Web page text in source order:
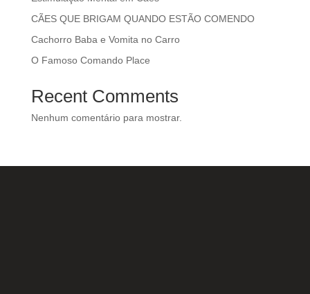
CÃES QUE BRIGAM QUANDO ESTÃO COMENDO
Cachorro Baba e Vomita no Carro
O Famoso Comando Place
Recent Comments
Nenhum comentário para mostrar.